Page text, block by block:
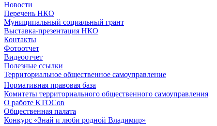
Новости
Перечень НКО
Муниципальный социальный грант
Выставка-презентация НКО
Контакты
Фотоотчет
Видеоотчет
Полезные ссылки
Территориальное общественное самоуправление
Нормативная правовая база
Комитеты территориального общественного самоуправления
О работе КТОСов
Общественная палата
Конкурс «Знай и люби родной Владимир»